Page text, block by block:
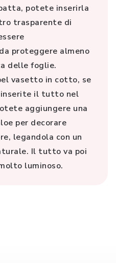
potete inserirla
trasparente di
proteggere almeno
delle foglie.
vasetto in cotto, se
il tutto nel
aggiungere una
per decorare
legandola con un
Il tutto va poi
luminoso.